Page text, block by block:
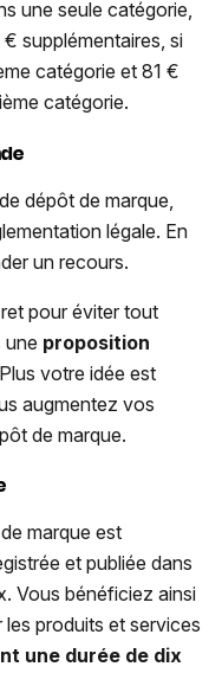
une seule catégorie,
supplémentaires, si
catégorie et 81 €
catégorie.
dépôt de marque,
légale. En
un recours.
pour éviter tout
une proposition
votre idée est
augmentez vos
de marque.
marque est
et publiée dans
Vous bénéficiez ainsi
les produits et services
une durée de dix